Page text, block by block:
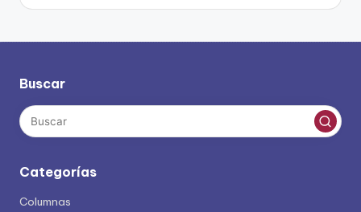
Buscar
Categorías
Columnas